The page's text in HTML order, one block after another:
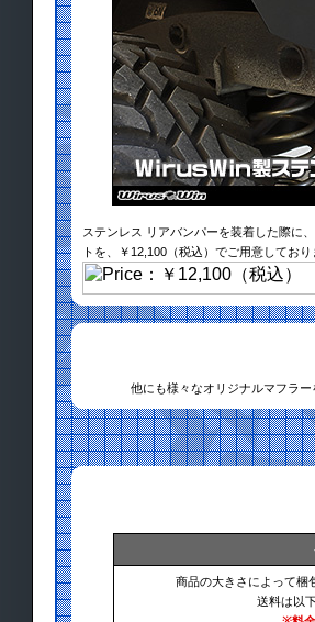
ステンレス リアバンパーを装着した際に
トを、￥12,100（税込）でご用意しており
他にも様々なオリジナルマフラ
商品の大きさによって梱
送料は以